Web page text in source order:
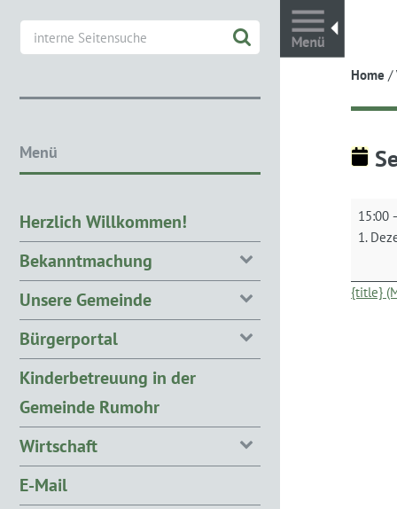
Home /
15:00
1.
{title}
Menü
Herzlich Willkommen!
Bekanntmachung
Unsere Gemeinde
Bürgerportal
Kinderbetreuung in der
Gemeinde Rumohr
Wirtschaft
E-Mail